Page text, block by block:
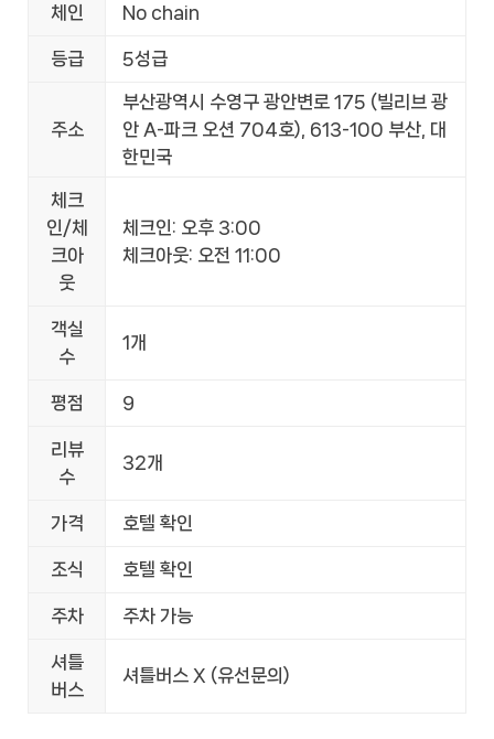
체인 No chain
등급 5성급
주소
부산광역시 수영구 광안변로 175 (빌리브 광
안 A-파크 오션 704호), 613-100 부산, 대
한민국
체크
인/체
크아
웃
체크인: 오후 3:00
체크아웃: 오전 11:00
객실
수
1개
평점 9
리뷰
수
32개
가격 호텔 확인
조식 호텔 확인
주차 주차 가능
셔틀
버스
셔틀버스 X (유선문의)